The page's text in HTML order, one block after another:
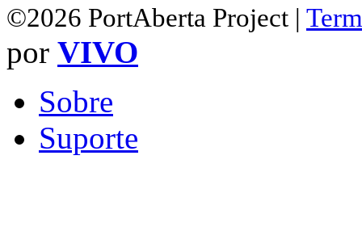
©2026 PortAberta Project |
por VIVO
Sobre
Suporte